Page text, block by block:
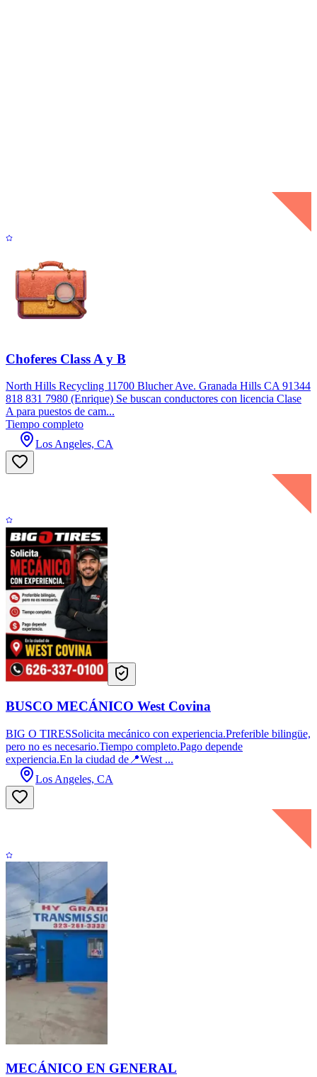
Choferes Class A y B
North Hills Recycling 11700 Blucher Ave. Granada Hills CA 91344
818 831 7980 (Enrique) Se buscan conductores con licencia Clase
A para puestos de cam...
Tiempo completo
Los Angeles, CA
BUSCO MECÁNICO West Covina
BIG O TIRESSolicita mecánico con experiencia.Preferible bilingüe,
pero no es necesario.Tiempo completo.Pago depende
experiencia.En la ciudad de📍West ...
Los Angeles, CA
MECÁNICO EN GENERAL